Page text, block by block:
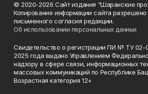
© 2020-2026 Сайт издания "Шаранские
Копирование информации сайта разрешено
письменного согласия редакции.
Об использовании персональных данных
Свидетельство о регистрации ПИ № ТУ 02-
2025 года выдано Управлением
надзору в сфере связи, информационных
массовых коммуникаций по Республике
Возрастная категория 12+